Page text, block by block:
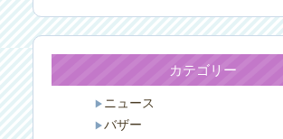
カテゴリー
ニュース
バザー